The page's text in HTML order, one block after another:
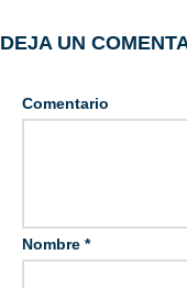
DEJA UN
Comentario
Nombre *